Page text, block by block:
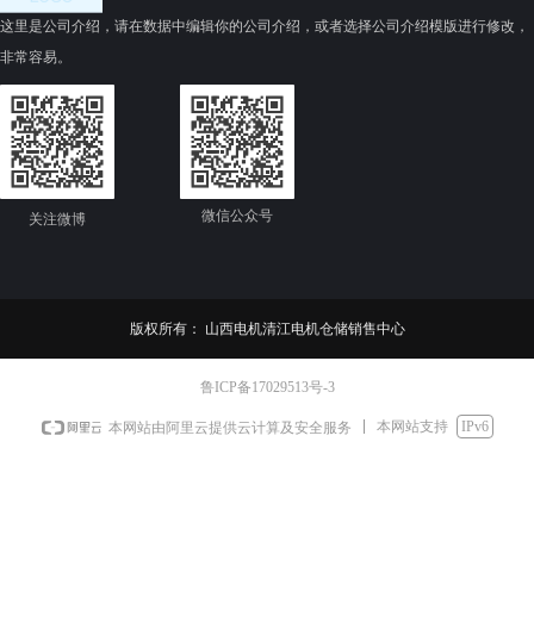
司新申请的低压铸造模具专利
是否配套更新了外圆精加工参
数
版权所有： 山西电机清江电机仓储销售中心
这里是公司介绍，请在数据中编辑你的公司介绍，或者选择公司介绍模版进行修改，
非常容易。
微信公众号
关注微博
鲁ICP备17029513号-3
本网站由阿里云提供云计算及安全服务 本网站支持 IPv6